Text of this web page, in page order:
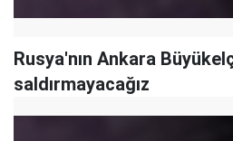
Rusya'nın Ankara
saldırmayacağız